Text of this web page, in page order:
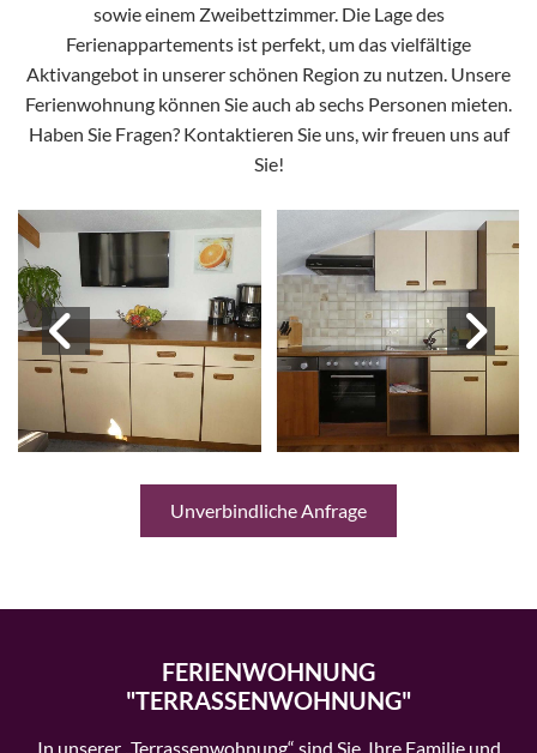
sowie einem Zweibettzimmer. Die Lage des
Ferienappartements ist perfekt, um das vielfältige
Aktivangebot in unserer schönen Region zu nutzen. Unsere
Ferienwohnung können Sie auch ab sechs Personen mieten.
Haben Sie Fragen? Kontaktieren Sie uns, wir freuen uns auf
Sie!
Unverbindliche Anfrage
FERIENWOHNUNG
"TERRASSENWOHNUNG"
In unserer „Terrassenwohnung“ sind Sie, Ihre Familie und